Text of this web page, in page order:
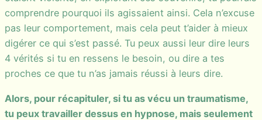
comprendre pourquoi ils agissaient ainsi. Cela n’excuse
pas leur comportement, mais cela peut t’aider à mieux
digérer ce qui s’est passé. Tu peux aussi leur dire leurs
4 vérités si tu en ressens le besoin, ou dire a tes
proches ce que tu n’as jamais réussi à leurs dire.
Alors, pour récapituler, si tu as vécu un traumatisme,
tu peux travailler dessus en hypnose, mais seulement